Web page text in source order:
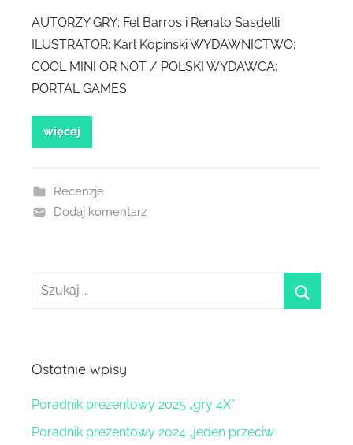
AUTORZY GRY: Fel Barros i Renato Sasdelli
ILUSTRATOR: Karl Kopinski WYDAWNICTWO:
COOL MINI OR NOT / POLSKI WYDAWCA:
PORTAL GAMES
więcej
Recenzje
Dodaj komentarz
Szukaj:
Ostatnie wpisy
Poradnik prezentowy 2025 „gry 4X”
Poradnik prezentowy 2024 „jeden przeciw